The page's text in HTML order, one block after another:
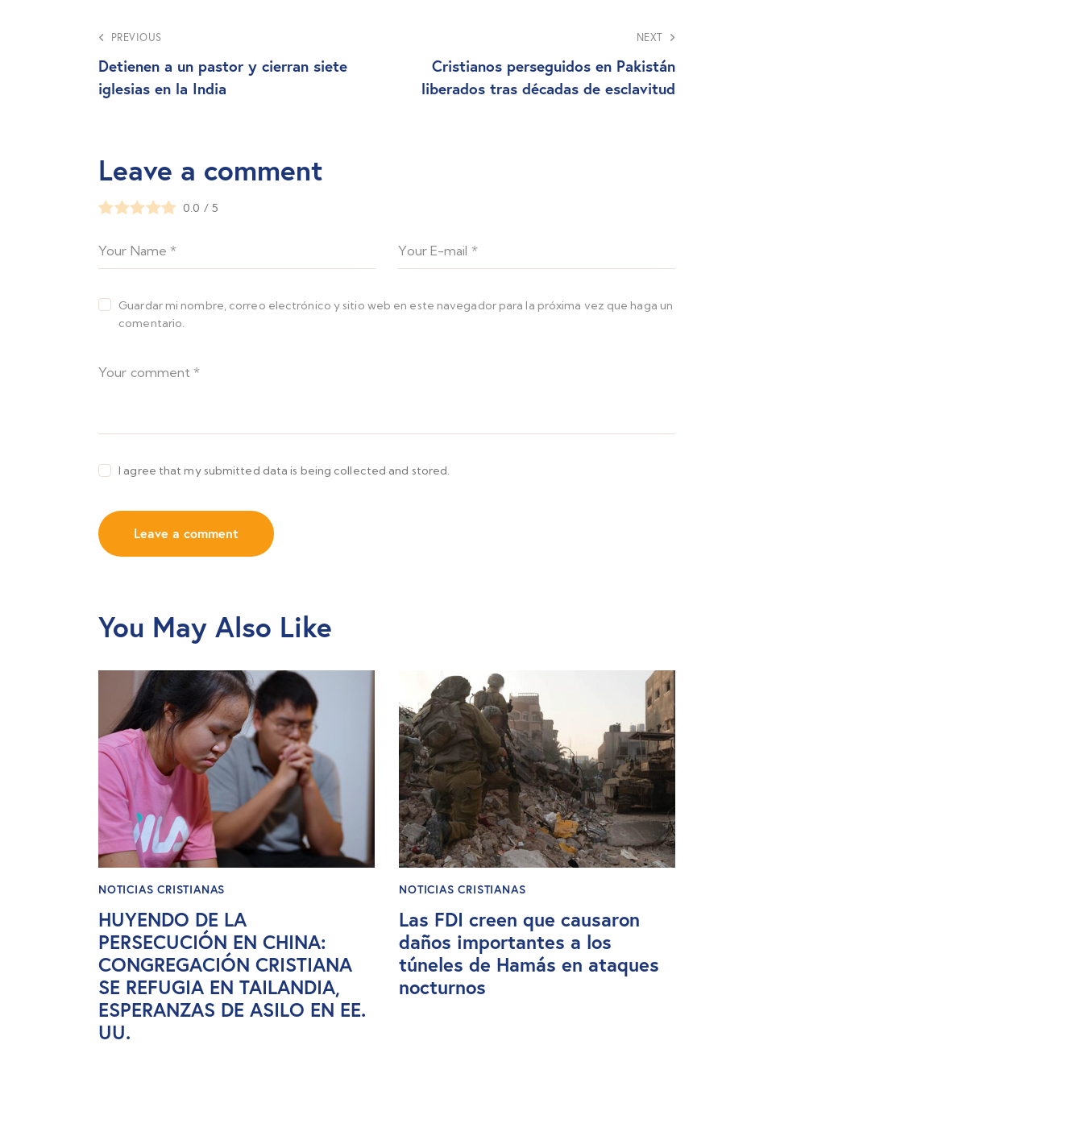
PREVIOUS
Detienen a un pastor y cierran siete
iglesias en la India
NEXT
Cristianos perseguidos en Pakistán
liberados tras décadas de esclavitud
Leave a comment
0.0 / 5
Guardar mi nombre, correo electrónico y sitio web en este navegador para la próxima vez que haga un
comentario.
I agree that my submitted data is being collected and stored.
You May Also Like
NOTICIAS CRISTIANAS
HUYENDO DE LA
PERSECUCIÓN EN CHINA:
CONGREGACIÓN CRISTIANA
SE REFUGIA EN TAILANDIA,
ESPERANZAS DE ASILO EN EE.
UU.
NOTICIAS CRISTIANAS
Las FDI creen que causaron
daños importantes a los
túneles de Hamás en ataques
nocturnos